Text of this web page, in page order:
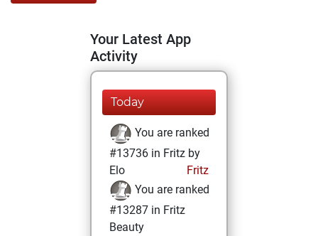
Your Latest App
Activity
Today
You are ranked
#13736 in Fritz by
Elo
Fritz
You are ranked
#13287 in Fritz
Beauty